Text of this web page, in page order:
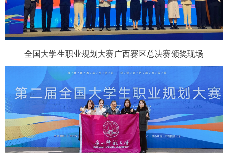
全国大学生职业规划大赛广西赛区总决赛颁奖现场